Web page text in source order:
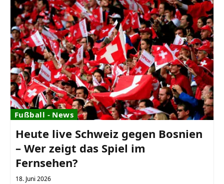
Fußball - News
Heute live Schweiz gegen Bosnien
– Wer zeigt das Spiel im
Fernsehen?
18. Juni 2026